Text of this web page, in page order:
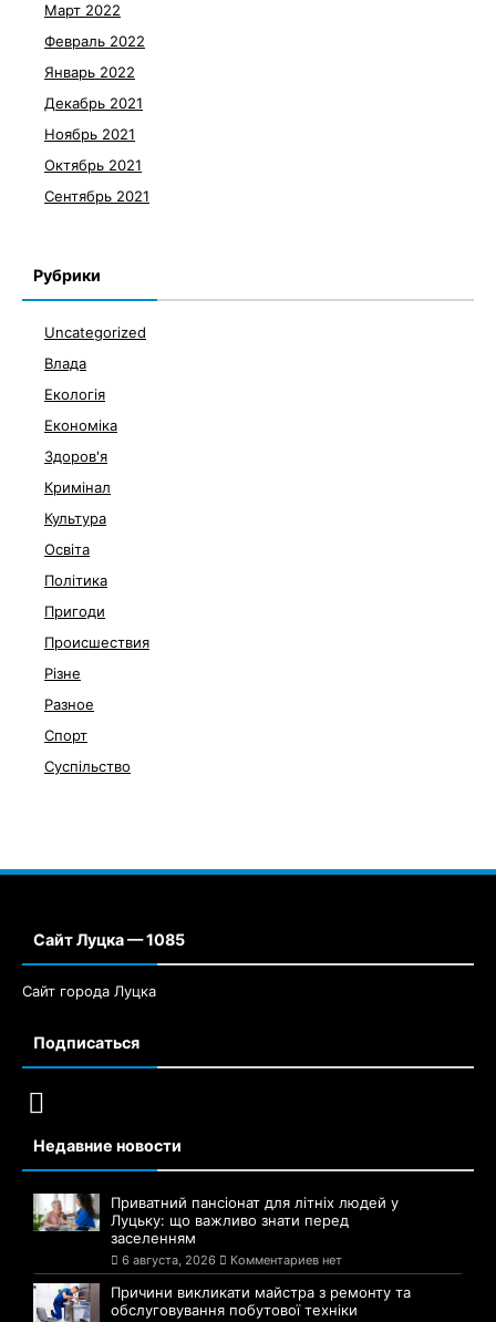
Март 2022
Февраль 2022
Январь 2022
Декабрь 2021
Ноябрь 2021
Октябрь 2021
Сентябрь 2021
Рубрики
Uncategorized
Влада
Екологія
Економіка
Здоров'я
Кримінал
Культура
Освіта
Політика
Пригоди
Происшествия
Різне
Разное
Спорт
Суспільство
Сайт Луцка — 1085
Сайт города Луцка
Подписаться
Недавние новости
Приватний пансіонат для літніх людей у
Луцьку: що важливо знати перед
заселенням
6 августа, 2026 Комментариев нет
Причини викликати майстра з ремонту та
обслуговування побутової техніки